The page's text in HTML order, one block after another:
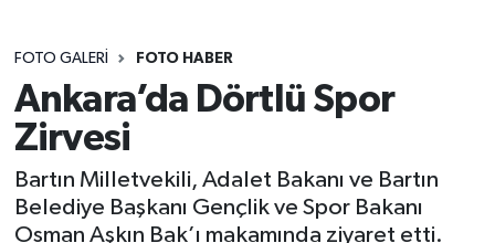
FOTO GALERI FOTO HABER
Ankara’da Dörtlü Spor
Zirvesi
Bartın Milletvekili, Adalet Bakanı ve Bartın
Belediye Başkanı Gençlik ve Spor Bakanı
Osman Aşkın Bak’ı makamında ziyaret etti.
Eğitim
Ekonomi
Güncel
Kültür-Sanat
Bartın Trafik Yoğunluk Haritası
Süper Lig Puan Durumu ve Fikstür
Tüm Manşetler
Son Dakika Haberleri